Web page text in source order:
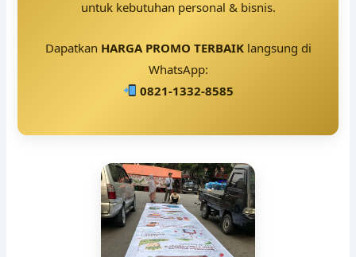
untuk kebutuhan personal & bisnis.
Dapatkan HARGA PROMO TERBAIKlangsung di
WhatsApp:
0821-1332-8585